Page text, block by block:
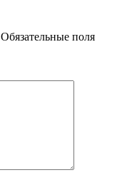
Обязательные поля